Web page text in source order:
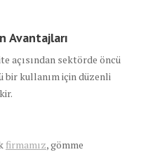
Avantajları
açısından sektörde öncü
bir kullanım için düzenli
firmamız, gömme